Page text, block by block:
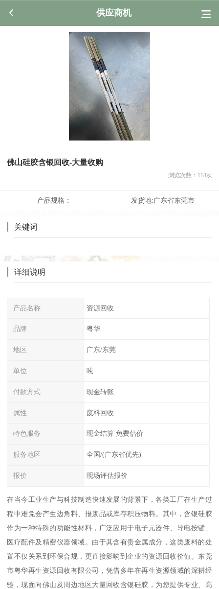
供应商机
佛山硅胶含银回收-大量收购
浏览次数： 118次
产品规格： 发货地:广东省东莞市
关键词
详细说明
产品名称 资源回收
品牌 粤华
地区 广东/东莞
单位 吨
付款方式 现金转账
属性 废料回收
特色服务 现金结算 免费估价
服务地区 全国/(广东省优先)
报价 现场评估报价
在当今工业生产与科技制造快速发展的背景下，各类工厂在生产过
程中难免会产生边角料、报废品或库存积压物料。其中，含银硅胶
作为一种特殊的功能性材料，广泛应用于电子元器件、导电按键、
医疗配件及精密仪器领域。由于其含有贵金属成分，这类废料的处
置不仅关系到环保合规，更直接影响到企业的资源回收价值。东莞
市粤华再生资源回收有限公司，凭借多年在再生资源领域的深耕经
验，现面向佛山及周边地区大量回收含银硅胶，为您提供专业、高